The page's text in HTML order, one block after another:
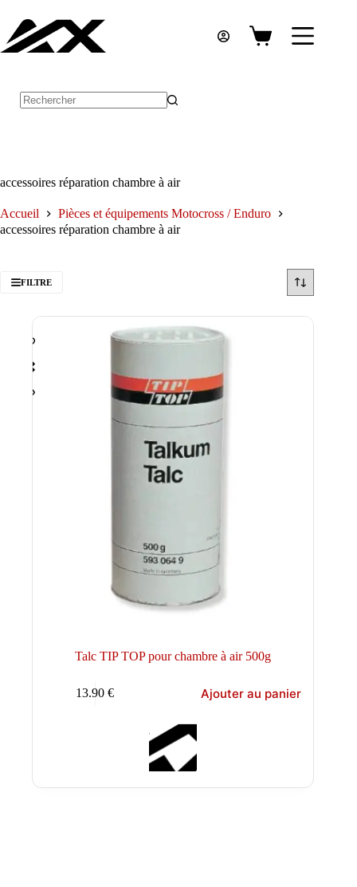
contenu
Panier
accessoires réparation chambre à air
Accueil
Pièces et équipements Motocross / Enduro
accessoires réparation chambre à air
FILTRE
Talc TIP TOP pour chambre à air 500g
13.90€ Ajouter au panier